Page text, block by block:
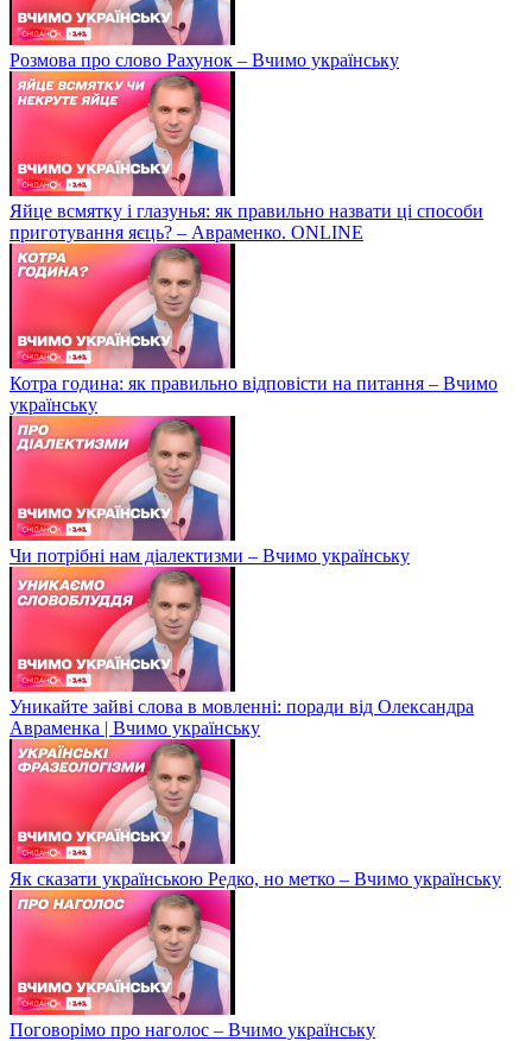
Розмова про слово Рахунок – Вчимо українську
Яйце всмятку і глазунья: як правильно назвати ці способи
приготування яєць? – Авраменко. ONLINE
Котра година: як правильно відповісти на питання – Вчимо
українську
Чи потрібні нам діалектизми – Вчимо українську
Уникайте зайві слова в мовленні: поради від Олександра
Авраменка | Вчимо українську
Як сказати українською Редко, но метко – Вчимо українську
Поговорімо про наголос – Вчимо українську